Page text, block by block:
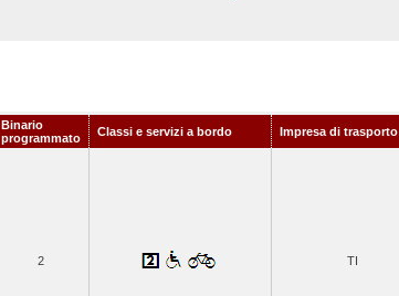
Binario
programmato
Classi e servizi a bordo Impresa di trasporto
2 TI